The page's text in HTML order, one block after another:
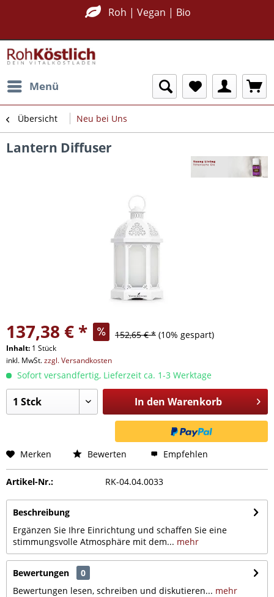
Roh | Vegan | Bio
Nachhaltig Plastikfrei
Menü
Übersicht Neu bei Uns
Lantern Diffuser
137,38 € * 152,65 € * (10% gespart)
Inhalt: 1 Stück
inkl. MwSt.zzgl. Versandkosten
Sofort versandfertig, Lieferzeit ca. 1-3 Werktage
In den Warenkorb
Merken Bewerten Empfehlen
Artikel-Nr.: RK-04.04.0033
Beschreibung
Ergänzen Sie Ihre Einrichtung und schaffen Sie eine
stimmungsvolle Atmosphäre mit dem... mehr
Bewertungen
0
Bewertungen lesen, schreiben und diskutieren... mehr